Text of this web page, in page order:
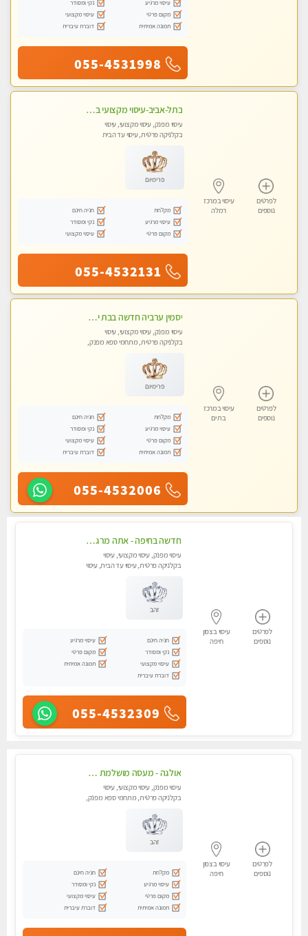
עיסוי מרגיע
נקי ומסודר
מקום פרטי
עיסוי מקצועי
תמונה אמיתית
דוברת עיברית
055-4531998
לפרטים
נוספים
עיסוי במרכז
רמלה
בתל-אביב-עיסוי מקצועי ברמה אחת מעל הכולל אבנים חמות רקמות עמוק בשילוב של כל סוגי העיסוי.
עיסוי מפנק, עיסוי מקצועי, עיסוי
בקלניקה פרטית, עיסוי עד הבית
פרימיום
מקלחת
חניה חינם
עיסוי מרגיע
נקי ומסודר
מקום פרטי
עיסוי מקצועי
055-4532131
לפרטים
נוספים
עיסוי במרכז
בת ים
יסמין ערביה חדשה בבת ים חדש חדש .כל סוגי העיסויים במקום הכי מושלם בעיר בת ים . highly recommended..new in the city
עיסוי מפנק, עיסוי מקצועי, עיסוי
בקלניקה פרטית, מתחמי ספא מפנק,
פרימיום
מקלחת
חניה חינם
עיסוי מרגיע
נקי ומסודר
מקום פרטי
עיסוי מקצועי
תמונה אמיתית
דוברת עיברית
055-4532006
לפרטים
נוספים
עיסוי בצפון
חיפה
חדשה בחיפה - אתה מרגיש עייף??? זה הזמן להתפנק בעיסוי מקצועי ברמה גבוהה- Highly recommended
עיסוי מפנק, עיסוי מקצועי, עיסוי
בקלניקה פרטית, עיסוי עד הבית, עיסוי
זהב
חניה חינם
עיסוי מרגיע
נקי ומסודר
מקום פרטי
עיסוי מקצועי
תמונה אמיתית
דוברת עיברית
055-4532309
לפרטים
נוספים
עיסוי בצפון
חיפה
אולגה - מעסה מושלמת חדשה בעיר ! בחיפה טל - 052-5738058
עיסוי מפנק, עיסוי מקצועי, עיסוי
בקלניקה פרטית, מתחמי ספא מפנק,
עיסוי טנטרה
זהב
מקלחת
חניה חינם
עיסוי מרגיע
נקי ומסודר
מקום פרטי
עיסוי מקצועי
תמונה אמיתית
דוברת עיברית